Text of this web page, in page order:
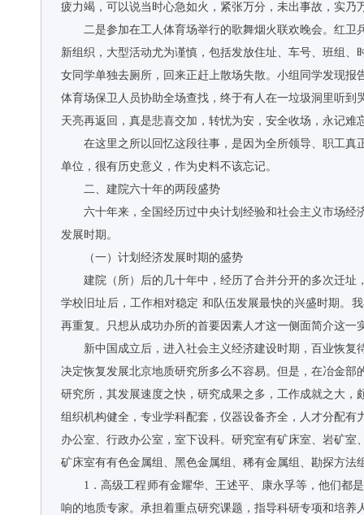
疲力竭，可以说当时心急如火，紧张万分，未出事故，实乃
二是参加在工人体育场举行的歌舞烟火联欢晚会。红
新组织，大型活动尤为谨慎，包括发放住址、车号、班组
女同学单独去厕所，回来正赶上散场失散。小组同学发现
体育场保卫人员协助全场查找，终于有人在一垃圾洞里听
天亮再返回，真是悲喜交加，转忧为安，安全收场，永记难
在这里之所以回忆这段往事，是因为全所领导、职工
单位，很有历史意义，作为史料不该忘记。
二、建院六十年的两段盛势
六十年来，全国经历过中央计划经验和社会主义市场
发展时期。
（一）计划经济发展时期的盛势
建院（所）后的几十年中，经历了合并分开的多次迁
学校旧址后，工作相对稳定 和队伍发展最快的兴盛时期。
再重复。只想从成功办所的首要因素人才这一侧面简介这一
新中国成立后，进入社会主义经济建设时期，百业恢
决定恢复发展北京地质研究所多么不容易。但是，在冶金
研究所，其发展速度之快，研究成果之多，工作成就之大
组织机构健全，专业学科配套，仪器设备齐全，人才分配
办公室、行政办公室，室下设科。研究室有矿床室、岩矿
矿床室有有色金属组、黑色金属组、稀有金属组、勘探方
1．高级工程师有金耀华、王述平、康永孚等，他们都
响的地质专家。承担着重点研究课题，指导科研专项和培